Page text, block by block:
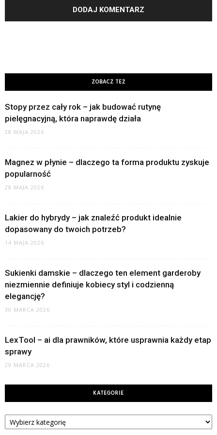
ZOBACZ TEŻ
Stopy przez cały rok – jak budować rutynę
pielęgnacyjną, która naprawdę działa
28 MAJA 2026
Magnez w płynie – dlaczego ta forma produktu zyskuje
popularność
28 MAJA 2026
Lakier do hybrydy – jak znaleźć produkt idealnie
dopasowany do twoich potrzeb?
14 MAJA 2026
Sukienki damskie – dlaczego ten element garderoby
niezmiennie definiuje kobiecy styl i codzienną
elegancję?
30 MARCA 2026
LexTool – ai dla prawników, które usprawnia każdy etap
sprawy
29 MARCA 2026
KATEGORIE
Kategorie